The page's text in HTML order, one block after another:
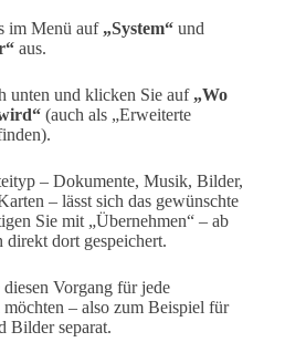
im Menü auf „System“ und
aus.
unten und klicken Sie auf „Wo
(auch als „Erweiterte
– Dokumente, Musik, Bilder,
– lässt sich das gewünschte
Sie mit „Übernehmen“ – ab
direkt dort gespeichert.
Vorgang für jede
– also zum Beispiel für
Bilder separat.